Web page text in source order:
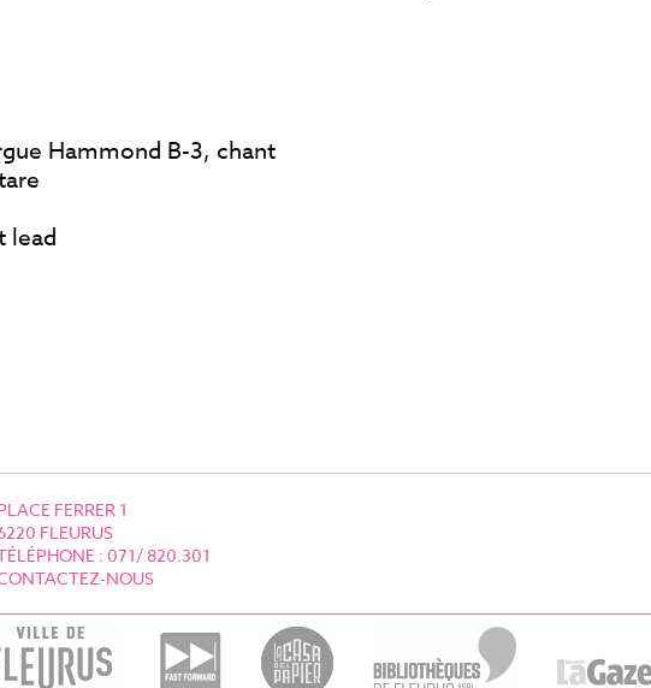
Hammond B-3, chant
lead
LACE FERRER 1
FLEURUS
: 071/ 820.301
NOUS